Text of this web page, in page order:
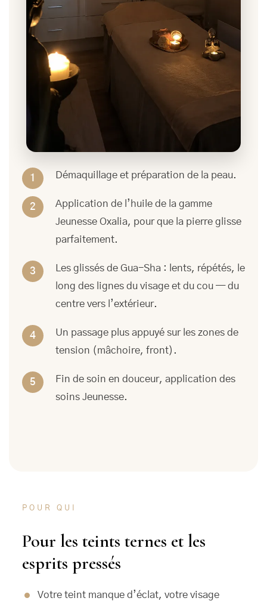
Démaquillage et préparation de la peau.
Application de l’huile de la gamme
Jeunesse Oxalia, pour que la pierre glisse
parfaitement.
Les glissés de Gua-Sha : lents, répétés, le
long des lignes du visage et du cou — du
centre vers l’extérieur.
Un passage plus appuyé sur les zones de
tension (mâchoire, front).
Fin de soin en douceur, application des
soins Jeunesse.
POUR QUI
Pour les teints ternes et les
esprits pressés
Votre teint manque d’éclat, votre visage